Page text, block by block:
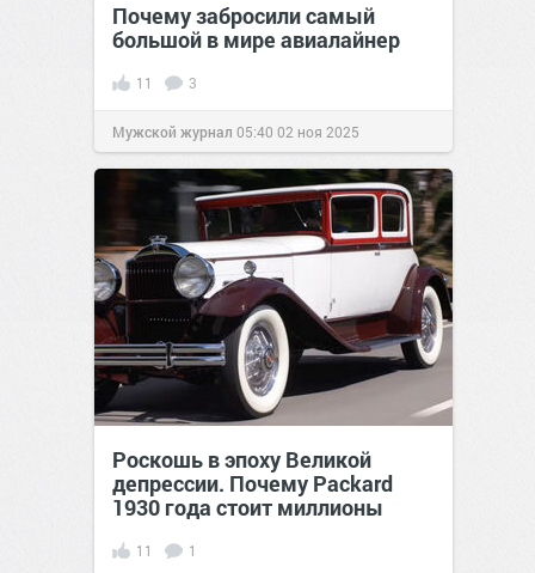
Почему забросили самый
большой в мире авиалайнер
11 3
Мужской журнал 05:40 02 ноя 2025
Роскошь в эпоху Великой
депрессии. Почему Packard
1930 года стоит миллионы
11 1